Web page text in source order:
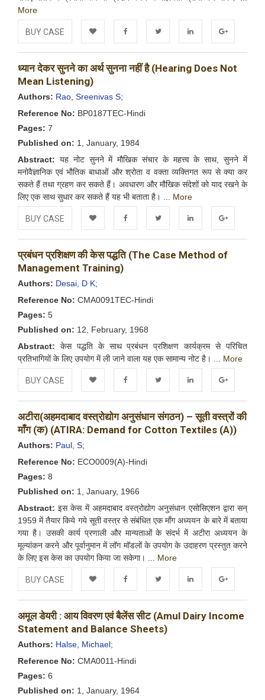
More
BUY CASE
Add to
Wishlist
FacebookTwitter LinkedIn Google+
ध्यान देकर सुनने का अर्थ सुनना नहीं है (Hearing Does Not
Mean Listening)
Authors: Rao, Sreenivas S;
Reference No: BP0187TEC-Hindi
Pages: 7
Published on: 1, January, 1984
Abstract: यह नोट सुनने में मौखिक संचार के महत्त्व के साथ, सुनने में
मनोवैज्ञानिक एवं भौतिक बाधाओं और श्रोता व वक्ता व्यक्तिगत रूप से क्या कर
सकते हैं तथा ग्रहण कर सकते हैं। अवधारण और मौखिक संदेशों को याद रखने के
लिए एक साथ सुधार कर सकते हैं यह भी बताता है। ... More
BUY CASE
Add to
Wishlist
FacebookTwitter LinkedIn Google+
प्रबंधन प्रशिक्षण की केस पद्धति (The Case Method of
Management Training)
Authors: Desai, D K;
Reference No: CMA0091TEC-Hindi
Pages: 5
Published on: 12, February, 1968
Abstract: केस पद्धति के साथ प्रबंधन प्रशिक्षण कार्यक्रम से परिचित
प्रतिभागियों के लिए उपयोग में ली जाने वाला यह एक सामान्य नोट है। ... More
BUY CASE
Add to
Wishlist
FacebookTwitter LinkedIn Google+
अटीरा(अहमदाबाद वस्त्रोद्योग अनुसंधान संगठन) – सूती वस्त्रों की
माँग (क) (ATIRA: Demand for Cotton Textiles (A))
Authors: Paul, S;
Reference No: ECO0009(A)-Hindi
Pages: 8
Published on: 1, January, 1966
Abstract: इस केस में अहमदाबाद वस्त्रोद्योग अनुसंधान एसोसिएशन द्वारा सन्
1959 में तैयार किये गये सूती वस्त्र से संबंधित एक माँग अध्ययन के बारे में बताया
गया है। उसकी कार्य प्रणाली और मान्यताओं के संदर्भ में अटीरा अध्ययन के
मूल्यांकन करने और पूर्वानुमान में लॉग मॉडलों के उपयोग के उदाहरण प्रस्तुत करने
के लिए इस केस का उपयोग किया जा सकेगा। ... More
BUY CASE
Add to
Wishlist
FacebookTwitter LinkedIn Google+
अमूल डेयरी : आय विवरण एवं बैलेंस सीट (Amul Dairy Income
Statement and Balance Sheets)
Authors: Halse, Michael;
Reference No: CMA0011-Hindi
Pages: 6
Published on: 1, January, 1964